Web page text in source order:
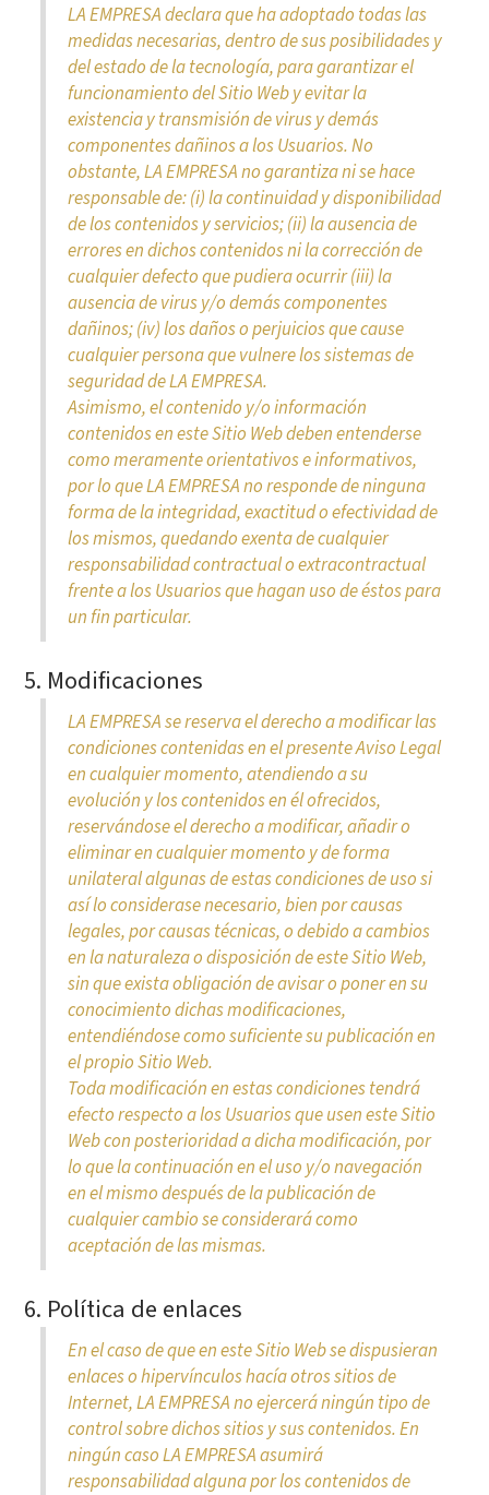
LA EMPRESA declara que ha adoptado todas las
medidas necesarias, dentro de sus posibilidades y
del estado de la tecnología, para garantizar el
funcionamiento del Sitio Web y evitar la
existencia y transmisión de virus y demás
componentes dañinos a los Usuarios. No
obstante, LA EMPRESA no garantiza ni se hace
responsable de: (i) la continuidad y disponibilidad
de los contenidos y servicios; (ii) la ausencia de
errores en dichos contenidos ni la corrección de
cualquier defecto que pudiera ocurrir (iii) la
ausencia de virus y/o demás componentes
dañinos; (iv) los daños o perjuicios que cause
cualquier persona que vulnere los sistemas de
seguridad de LA EMPRESA.
Asimismo, el contenido y/o información
contenidos en este Sitio Web deben entenderse
como meramente orientativos e informativos,
por lo que LA EMPRESA no responde de ninguna
forma de la integridad, exactitud o efectividad de
los mismos, quedando exenta de cualquier
responsabilidad contractual o extracontractual
frente a los Usuarios que hagan uso de éstos para
un fin particular.
5. Modificaciones
LA EMPRESA se reserva el derecho a modificar las
condiciones contenidas en el presente Aviso Legal
en cualquier momento, atendiendo a su
evolución y los contenidos en él ofrecidos,
reservándose el derecho a modificar, añadir o
eliminar en cualquier momento y de forma
unilateral algunas de estas condiciones de uso si
así lo considerase necesario, bien por causas
legales, por causas técnicas, o debido a cambios
en la naturaleza o disposición de este Sitio Web,
sin que exista obligación de avisar o poner en su
conocimiento dichas modificaciones,
entendiéndose como suficiente su publicación en
el propio Sitio Web.
Toda modificación en estas condiciones tendrá
efecto respecto a los Usuarios que usen este Sitio
Web con posterioridad a dicha modificación, por
lo que la continuación en el uso y/o navegación
en el mismo después de la publicación de
cualquier cambio se considerará como
aceptación de las mismas.
6. Política de enlaces
En el caso de que en este Sitio Web se dispusieran
enlaces o hipervínculos hacía otros sitios de
Internet, LA EMPRESA no ejercerá ningún tipo de
control sobre dichos sitios y sus contenidos. En
ningún caso LA EMPRESA asumirá
responsabilidad alguna por los contenidos de